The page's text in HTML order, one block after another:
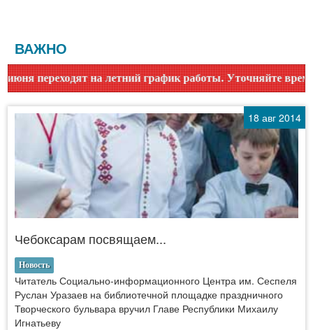
ВАЖНО
график работы. Уточняйте время работы по
18 авг 2014
Чебоксарам посвящаем...
Новость
Читатель Социально-информационного Центра им. Сеспеля
Руслан Уразаев на библиотечной площадке праздничного
Творческого бульвара вручил Главе Республики Михаилу
Игнатьеву